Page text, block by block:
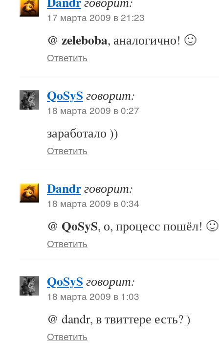
17 марта 2009 в 21:23
@ zeleboba, аналогично! 🙂
Ответить
QoSyS говорит:
18 марта 2009 в 0:27
заработало ))
Ответить
Dandrговорит:
18 марта 2009 в 0:34
@ QoSyS, о, процесс пошёл! 🙂
Ответить
QoSyS говорит:
18 марта 2009 в 1:03
@ dandr, в твиттере есть? )
Ответить